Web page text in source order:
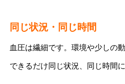
同じ状況・同じ時間
血圧は繊細です。環境や少しの
できるだけ同じ状況、同じ時間